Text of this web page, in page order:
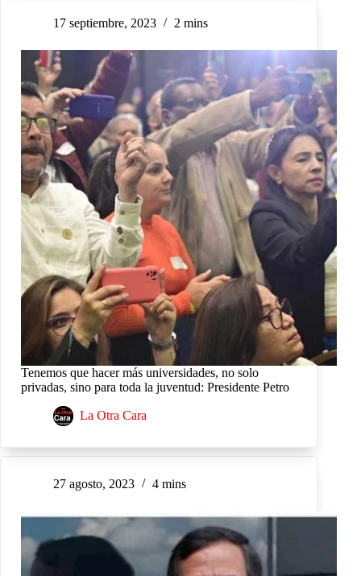
17 septiembre, 2023 2 mins
Tenemos que hacer más universidades, no solo
privadas, sino para toda la juventud: Presidente Petro
La Otra Cara
27 agosto, 2023 4 mins